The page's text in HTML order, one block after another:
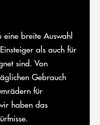
eine breite Auswahl
als auch für
sind. Von
Gebrauch
für
haben das